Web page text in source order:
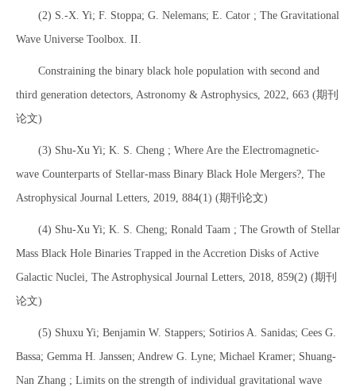
(2) S.-X. Yi; F. Stoppa; G. Nelemans; E. Cator ; The Gravitational
Wave Universe Toolbox. II.
Constraining the binary black hole population with second and
third generation detectors, Astronomy & Astrophysics, 2022, 663 (期刊
论文)
(3) Shu-Xu Yi; K. S. Cheng ; Where Are the Electromagnetic-
wave Counterparts of Stellar-mass Binary Black Hole Mergers?, The
Astrophysical Journal Letters, 2019, 884(1) (期刊论文)
(4) Shu-Xu Yi; K. S. Cheng; Ronald Taam ; The Growth of Stellar
Mass Black Hole Binaries Trapped in the Accretion Disks of Active
Galactic Nuclei, The Astrophysical Journal Letters, 2018, 859(2) (期刊
论文)
(5) Shuxu Yi; Benjamin W. Stappers; Sotirios A. Sanidas; Cees G.
Bassa; Gemma H. Janssen; Andrew G. Lyne; Michael Kramer; Shuang-
Nan Zhang ; Limits on the strength of individual gravitational wave